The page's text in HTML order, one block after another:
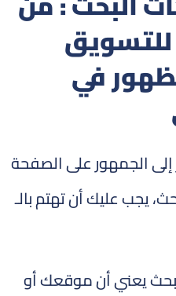
في
الجمهور على الصفحة
يجب عليك أن تهتم بالـ
يعني أن موقعك أو